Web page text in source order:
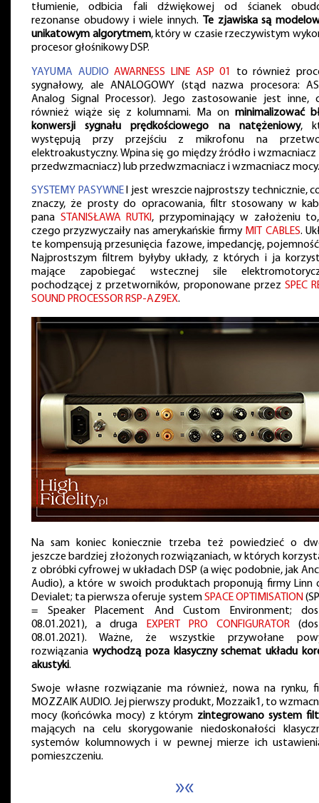
tłumienie, odbicia fali dźwiękowej od ścianek
rezonanse obudowy i wiele innych.
Te zjawiska są
unikatowym algorytmem, który w czasie rzeczywistym
procesor głośnikowy DSP.
YAYUMA AUDIO AWARNESS LINE ASP 01
to również
sygnałowy, ale ANALOGOWY (stąd nazwa procesora:
Analog Signal Processor). Jego zastosowanie jest inne,
również wiąże się z kolumnami. Ma on minimalizować
konwersji sygnału prędkościowego na natężeniowy,
występują przy przejściu z mikrofonu na
elektroakustyczny. Wpina się go między źródło i wzmacniacz
przedwzmacniacz) lub przedwzmacniacz i wzmacniacz mocy.
SYSTEMY PASYWNEI jest wreszcie najprostszy technicznie,
znaczy, że prosty do opracowania, filtr stosowany w
pana STANISŁAWA RUTKI, przypominający w założeniu
czego przyzwyczaiły nas amerykańskie firmy MIT CABLES.
te kompensują przesunięcia fazowe, impedancję,
Najprostszym filtrem byłyby układy, z których i ja
mające zapobiegać wstecznej sile
pochodzącej z przetworników, proponowane przez SPEC
SOUND PROCESSOR RSP-AZ9EX.
Na sam koniec koniecznie trzeba też powiedzieć o
jeszcze bardziej złożonych rozwiązaniach, w których
z obróbki cyfrowej w układach DSP (a więc podobnie, jak
Audio), a które w swoich produktach proponują firmy Linn
Devialet; ta pierwsza oferuje systemSPACE OPTIMISATION
= Speaker Placement And Custom Environment;
08.01.2021), a druga
EXPERT PRO CONFIGURATOR
08.01.2021). Ważne, że wszystkie przywołane
rozwiązania wychodzą poza klasyczny schemat układu
akustyki.
Swoje własne rozwiązanie ma również, nowa na rynku,
MOZZAIK AUDIO. Jej pierwszy produkt, Mozzaik1, to
mocy (końcówka mocy) z którym zintegrowano system
mających na celu skorygowanie niedoskonałości
systemów kolumnowych i w pewnej mierze ich
pomieszczeniu.
»«